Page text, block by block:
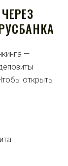
—
открыть